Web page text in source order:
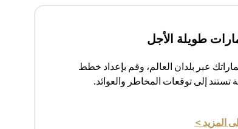
طويلة الأجل
عبر بلدان العالم، وقم بإعداد خطط
تستند إلى توقعات المخاطر والعوائد.
المزيد >